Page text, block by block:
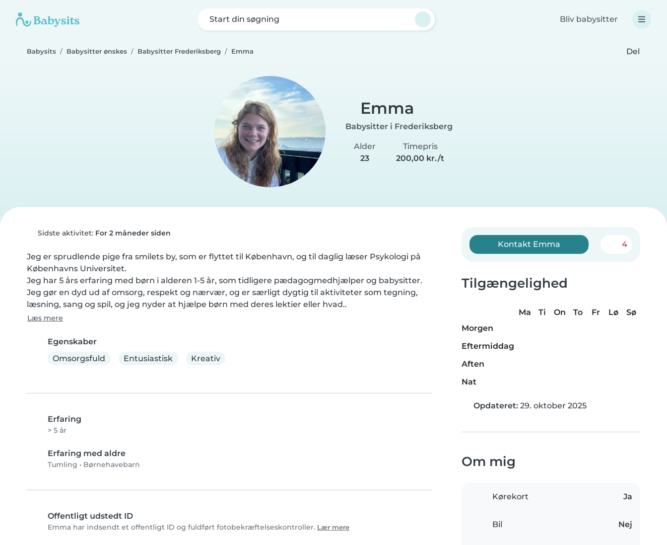
Start din søgning Bliv babysitter
Babysits Babysitter ønskes Babysitter Frederiksberg Emma Del
Emma
Babysitter i Frederiksberg
Alder
23
Timepris
200,00 kr./t
Sidste aktivitet: For 2 måneder siden
Jeg er sprudlende pige fra smilets by, som er flyttet til København, og til daglig læser Psykologi på
Københavns Universitet.
Jeg har 5 års erfaring med børn i alderen 1-5 år, som tidligere pædagogmedhjælper og babysitter.
Jeg gør en dyd ud af omsorg, respekt og nærvær, og er særligt dygtig til aktiviteter som tegning,
læsning, sang og spil, og jeg nyder at hjælpe børn med deres lektier eller hvad..
Læs mere
Egenskaber
Omsorgsfuld
Entusiastisk Kreativ
Erfaring
> 5 år
Erfaring med aldre
Tumling • Børnehavebarn
Offentligt udstedt ID
Emma har indsendt et offentligt ID og fuldført fotobekræftelseskontroller. Lær mere
Kontakt Emma 4
Tilgængelighed
Ma Ti On To Fr Lø
Sø
Morgen
Eftermiddag
Aften
Nat
Opdateret: 29. oktober 2025
Om mig
Kørekort Ja
Bil Nej